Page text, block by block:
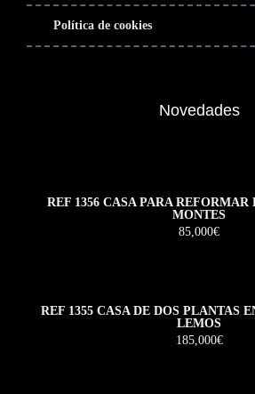
Política de cookies
Novedades
REF 1356 CASA PARA
MONTES
85,000€
REF 1355 CASA DE DOS PLANTAS
LEMOS
185,000€